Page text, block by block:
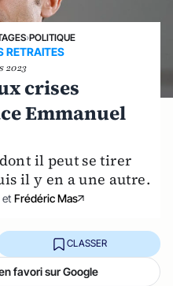
›POLITIQUE
RETRAITES
2023
crises
Emmanuel
il peut se tirer
il y en a une autre.
et Frédéric Mas
CLASSER
favori sur Google